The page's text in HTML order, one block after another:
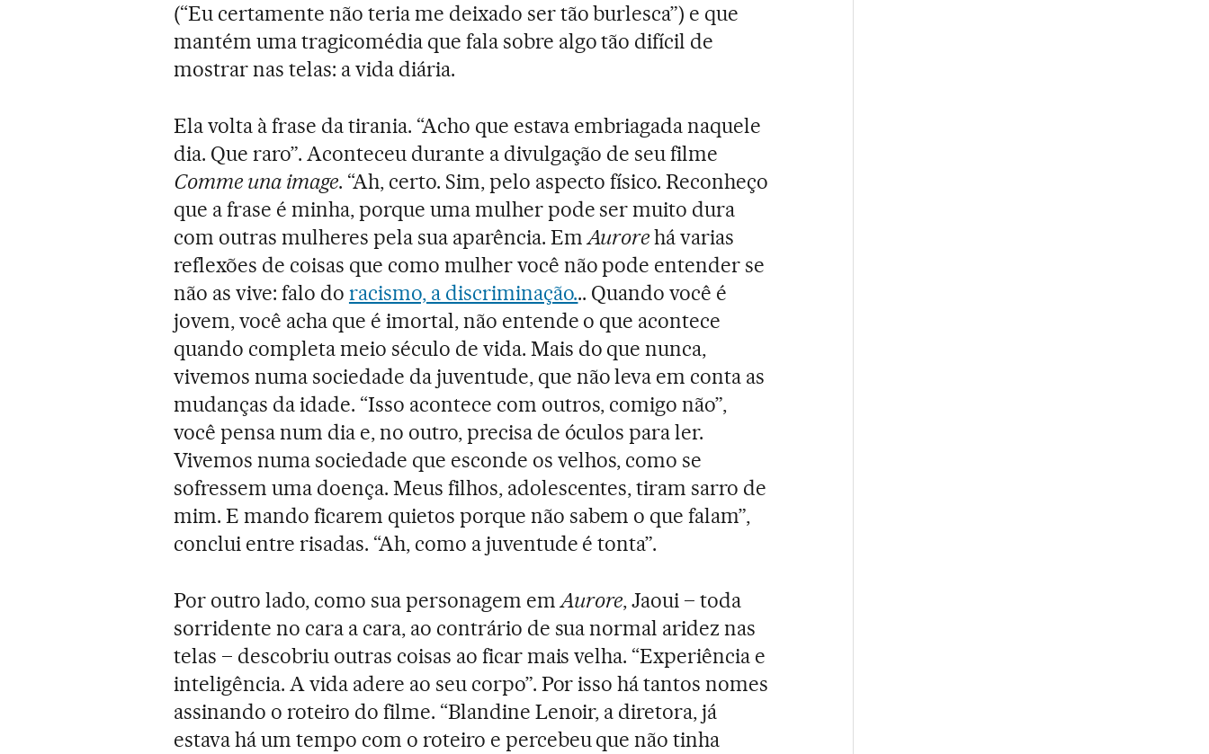
(“Eu certamente não teria me deixado ser tão burlesca”) e que
mantém uma tragicomédia que fala sobre algo tão difícil de
mostrar nas telas: a vida diária.
Ela volta à frase da tirania. “Acho que estava embriagada naquele
dia. Que raro”. Aconteceu durante a divulgação de seu filme
Comme una image. “Ah, certo. Sim, pelo aspecto físico. Reconheço
que a frase é minha, porque uma mulher pode ser muito dura
com outras mulheres pela sua aparência. EmAurorehá varias
reflexões de coisas que como mulher você não pode entender se
não as vive: falo do racismo, a discriminação... Quando você é
jovem, você acha que é imortal, não entende o que acontece
quando completa meio século de vida. Mais do que nunca,
vivemos numa sociedade da juventude, que não leva em conta as
mudanças da idade. “Isso acontece com outros, comigo não”,
você pensa num dia e, no outro, precisa de óculos para ler.
Vivemos numa sociedade que esconde os velhos, como se
sofressem uma doença. Meus filhos, adolescentes, tiram sarro de
mim. E mando ficarem quietos porque não sabem o que falam”,
conclui entre risadas. “Ah, como a juventude é tonta”.
Por outro lado, como sua personagem emAurore, Jaoui – toda
sorridente no cara a cara, ao contrário de sua normal aridez nas
telas – descobriu outras coisas ao ficar mais velha. “Experiência e
inteligência. A vida adere ao seu corpo”. Por isso há tantos nomes
assinando o roteiro do filme. “Blandine Lenoir, a diretora, já
estava há um tempo com o roteiro e percebeu que não tinha